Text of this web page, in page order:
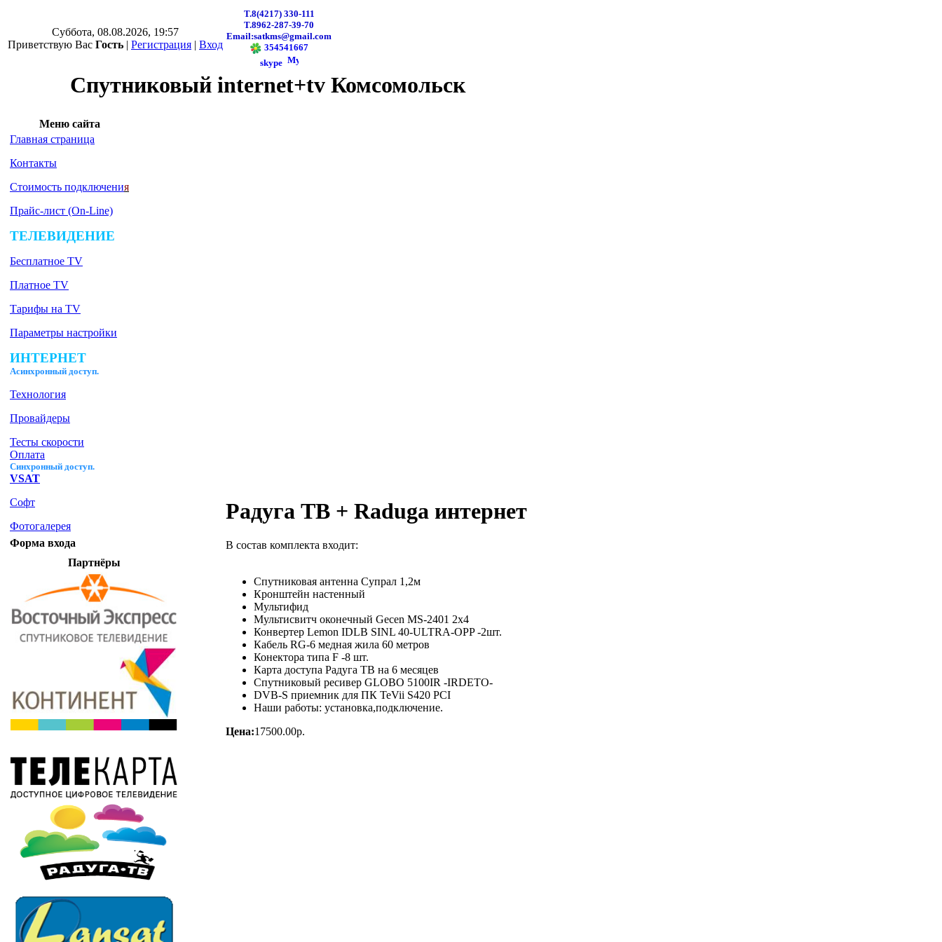
Суббота, 08.08.2026, 19:57
Приветствую Вас Гость | Регистрация | Вход
Т.8(4217) 330-111
Т.8962-287-39-70
Email:satkms@gmail.com
354541667
skype
Спутниковый internet+tv Комсомольск
Меню сайта
Главная страница
Контакты
Стоимость подключения
Прайс-лист (On-Line)
ТЕЛЕВИДЕНИЕ
Бесплатное TV
Платное TV
Тарифы на TV
Параметры настройки
ИНТЕРНЕТ
Асинхронный доступ.
Технология
Провайдеры
Тесты скорости
Оплата
Синхронный доступ.
VSAT
Софт
Фотогалерея
Форма входа
Партнёры
Радуга ТВ + Raduga интернет
В состав комплекта входит:
Спутниковая антенна Супрал 1,2м
Кронштейн настенный
Мультифид
Мультисвитч оконечный Gecen MS-2401 2x4
Конвертер Lemon IDLB SINL 40-ULTRA-OPP -2шт.
Кабель RG-6 медная жила 60 метров
Конектора типа F -8 шт.
Карта доступа Радуга ТВ на 6 месяцев
Спутниковый ресивер GLOBO 5100IR -IRDETO-
DVB-S приемник для ПК TeVii S420 PCI
Наши работы: установка,подключение.
Цена:17500.00р.